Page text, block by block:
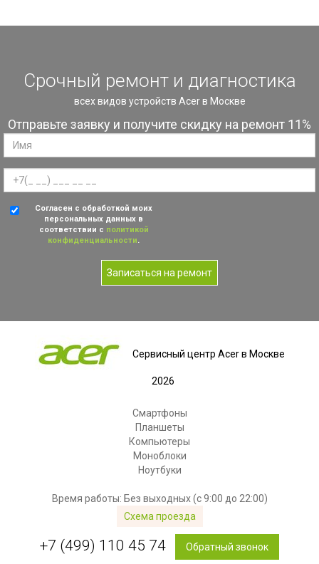
Срочный ремонт и диагностика
всех видов устройств Acer в Москве
Отправьте заявку и получите скидку на ремонт 11%
Согласен с обработкой моих
персональных данных в
соответствии с политикой
конфиденциальности.
Записаться на ремонт
Сервисный центр Acer в Москве
2026
Смартфоны
Планшеты
Компьютеры
Моноблоки
Ноутбуки
Время работы: Без выходных (с 9:00 до 22:00)
Схема проезда
+7 (499) 110 45 74 Обратный звонок